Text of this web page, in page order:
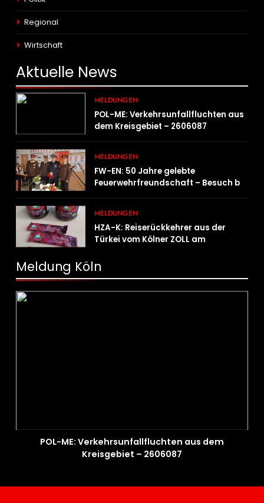
Regional
Wirtschaft
Aktuelle News
MELDUNGEN
POL-ME: Verkehrsunfallfluchten aus
dem Kreisgebiet – 2606087
MELDUNGEN
FW-EN: 50 Jahre gelebte
Feuerwehrfreundschaft – Besuch bei
MELDUNGEN
HZA-K: Reiserückkehrer aus der
Türkei vom Kölner ZOLL am
Potenzhonig erwischt / Gefährlicher
Trend hält an
Meldung Köln
POL-ME: Verkehrsunfallfluchten aus dem
Kreisgebiet – 2606087